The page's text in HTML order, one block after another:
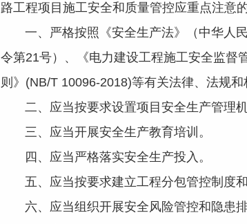
路工程项目施工安全和质量管控应重点注意
一、严格按照《安全生产法》（中华人民
令第21号）、《电力建设工程施工安全监督
则》(NB/T 10096-2018)等有关法律、法规
二、应当按要求设置项目安全生产管理机
三、应当开展安全生产教育培训。
四、应当严格落实安全生产投入。
五、应当按要求建立工程分包管控制度和
六、应当组织开展安全风险管控和隐患排